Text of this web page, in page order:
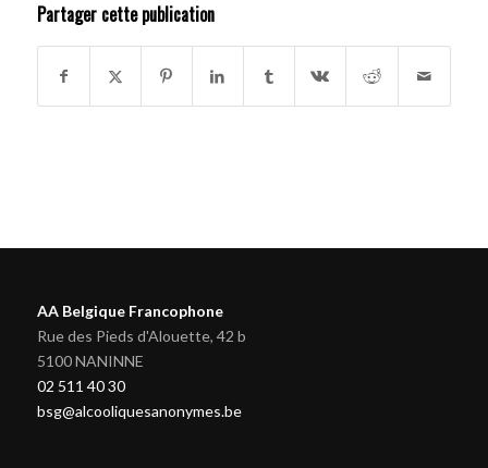
Partager cette publication
AA Belgique Francophone
Rue des Pieds d'Alouette, 42 b
5100 NANINNE
02 511 40 30
bsg@alcooliquesanonymes.be